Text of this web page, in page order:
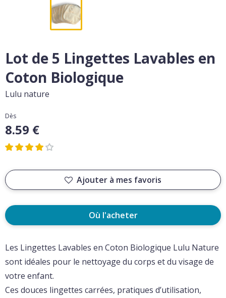
Lot de 5 Lingettes Lavables en
Coton Biologique
Lulu nature
Dès
8.59 €
Ajouter à mes favoris
Où l'acheter
Les Lingettes Lavables en Coton Biologique Lulu Nature
sont idéales pour le nettoyage du corps et du visage de
votre enfant.
Ces douces lingettes carrées, pratiques d’utilisation,